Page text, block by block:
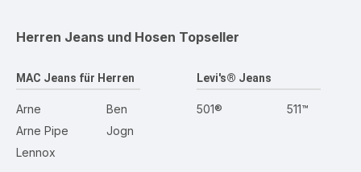
Herren Jeans und Hosen Topseller
MAC Jeans für Herren
Arne
Arne Pipe
Lennox
Ben
Jogn
Levi's® Jeans
501® 511™